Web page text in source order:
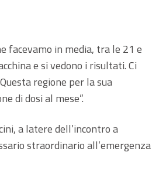
facevamo in media, tra le 21 e
e si vedono i risultati. Ci
regione per la sua
di dosi al mese”.
a latere dell’incontro a
straordinario all’emergenza